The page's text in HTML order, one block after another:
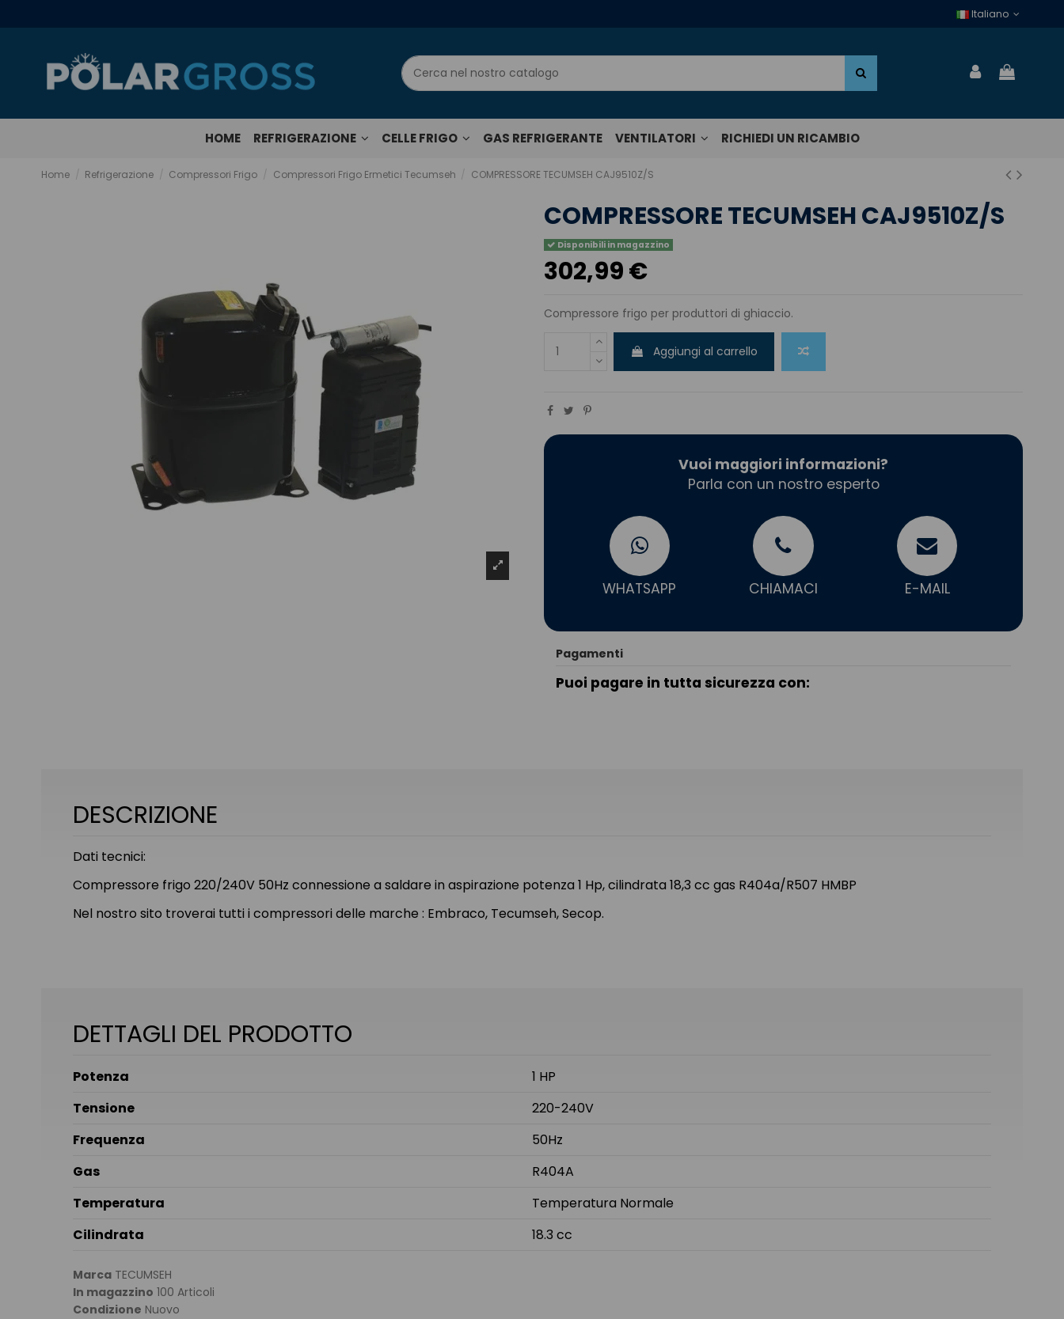
Italiano
HOME REFRIGERAZIONE CELLE FRIGO GAS REFRIGERANTE VENTILATORI RICHIEDI UN RICAMBIO
Home Refrigerazione Compressori Frigo Compressori Frigo Ermetici Tecumseh COMPRESSORE TECUMSEH CAJ9510Z/S
COMPRESSORE TECUMSEH CAJ9510Z/S
Disponibili in magazzino
302,99 €
Compressore frigo per produttori di ghiaccio.
Aggiungi al carrello
Vuoi maggiori informazioni?
Parla con un nostro esperto
WHATSAPP CHIAMACI E-MAIL
Pagamenti
Puoi pagare in tutta sicurezza con:
DESCRIZIONE
Dati tecnici:
Compressore frigo 220/240V 50Hz connessione a saldare in aspirazione potenza 1 Hp, cilindrata 18,3 cc gas R404a/R507 HMBP
Nel nostro sito troverai tutti i compressori delle marche : Embraco, Tecumseh, Secop.
DETTAGLI DEL PRODOTTO
Potenza
1 HP
Tensione
220-240V
Frequenza
50Hz
Gas
R404A
Temperatura
Temperatura Normale
Cilindrata
18.3 cc
Marca TECUMSEH
In magazzino 100 Articoli
Condizione Nuovo